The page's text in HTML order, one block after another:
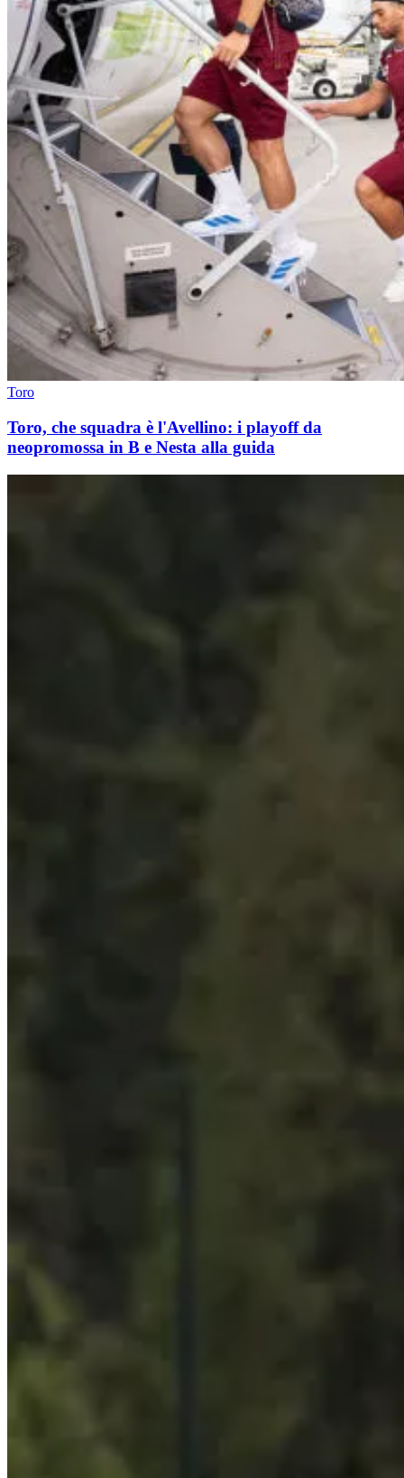
Toro
Toro, che squadra è l'Avellino: i playoff da
neopromossa in B e Nesta alla guida